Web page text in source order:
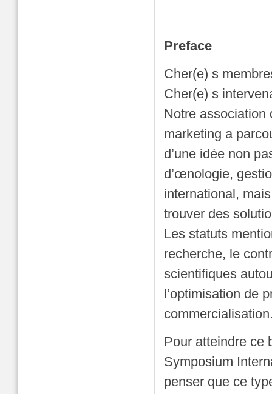
Preface
Cher(e) s
Cher(e) s
Notre association
marketing a
d’une idée non
d’œnologie,
international,
trouver des
Les statuts
recherche, le
scientifiques
l’optimisation de
Pour atteindre ce
Symposium
penser que ce